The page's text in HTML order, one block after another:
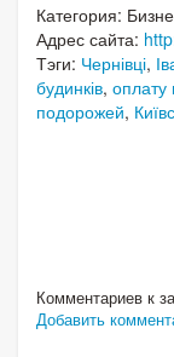
Категория:
Адрес сайта:
Тэги: Чернівці,
будинків, оплату
подорожей,
Комментариев к
Добавить